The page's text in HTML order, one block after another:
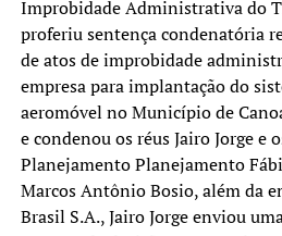
— 56 anos de prisão.
Robson Calixto Fonseca,
assessor de Domingos
criminosa — 9 anos de
Fundamentação da decisão
Improbidade Administrativa do
proferiu sentença condenatória
de atos de improbidade
empresa para implantação do
aeromóvel no Município de
e condenou os réus Jairo Jorge e
Planejamento Planejamento
Marcos Antônio Bosio, além da
Brasil S.A., Jairo Jorge enviou